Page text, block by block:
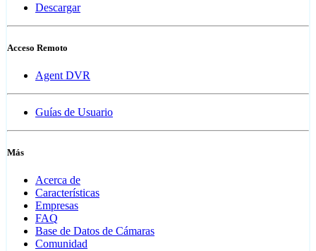
Descargar
Acceso Remoto
Agent DVR
Guías de Usuario
Más
Acerca de
Características
Empresas
FAQ
Base de Datos de Cámaras
Comunidad